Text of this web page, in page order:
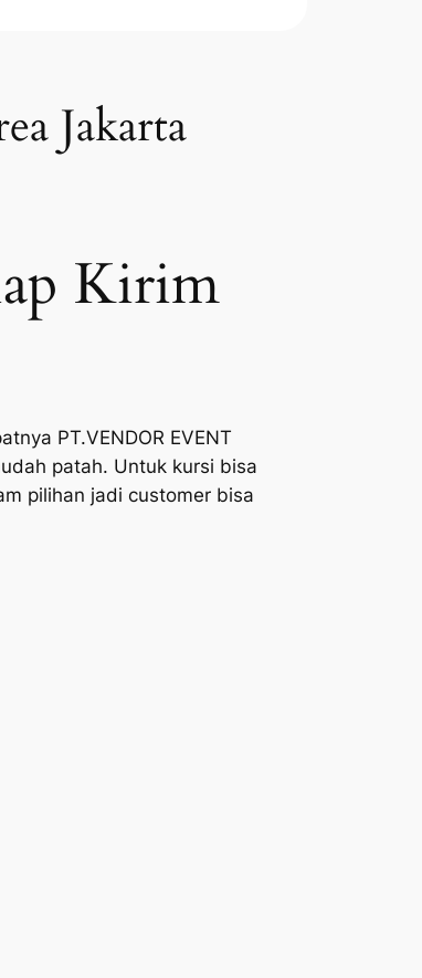
Jakarta
Kirim
PT.VENDOR EVENT
patah. Untuk kursi bisa
pilihan jadi customer bisa